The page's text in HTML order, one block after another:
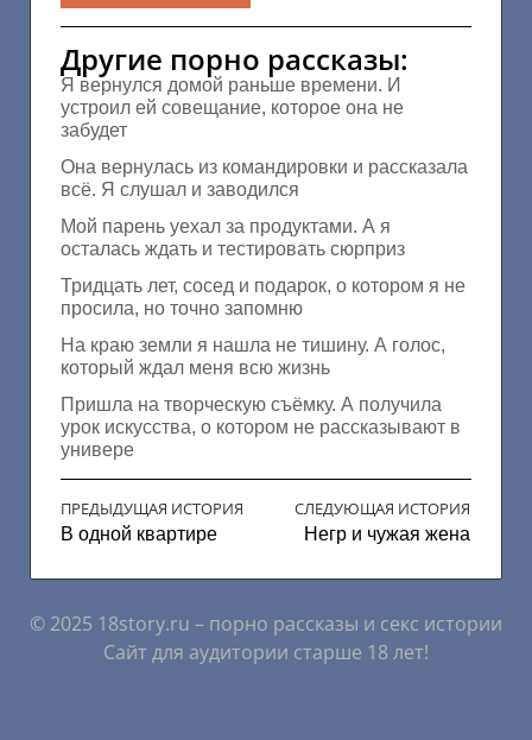
Другие порно рассказы:
Я вернулся домой раньше времени. И
устроил ей совещание, которое она не
забудет
Она вернулась из командировки и рассказала
всё. Я слушал и заводился
Мой парень уехал за продуктами. А я
осталась ждать и тестировать сюрприз
Тридцать лет, сосед и подарок, о котором я не
просила, но точно запомню
На краю земли я нашла не тишину. А голос,
который ждал меня всю жизнь
Пришла на творческую съёмку. А получила
урок искусства, о котором не рассказывают в
универе
ПРЕДЫДУЩАЯ ИСТОРИЯ
В одной квартире
СЛЕДУЮЩАЯ ИСТОРИЯ
Негр и чужая жена
© 2025 18story.ru – порно рассказы и секс истории
Сайт для аудитории старше 18 лет!